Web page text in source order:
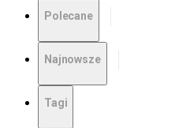
Polecane
Najnowsze
Tagi